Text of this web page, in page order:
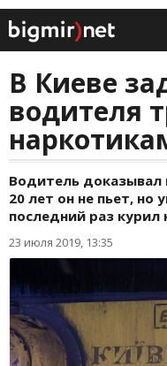
В Киеве
водителя
Водитель доказывал
20 лет он не пьет, но
последний раз курил
23 июля 2019, 13:35